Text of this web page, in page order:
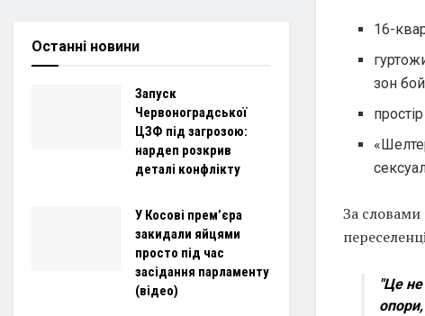
16-
зон
За словами
"Це
Останні новини
Запуск
Червоноградської
ЦЗФ під загрозою:
нардеп розкрив
деталі конфлікту
У Косові прем’єра
закидали яйцями
просто під час
засідання парламенту
(відео)